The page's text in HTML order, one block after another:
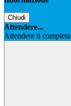
Chiudi
Attendere...
Attendere il